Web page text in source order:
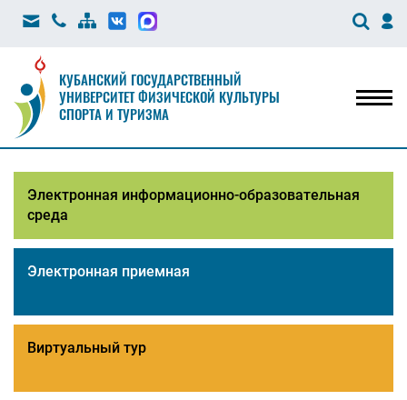
КУБАНСКИЙ ГОСУДАРСТВЕННЫЙ
УНИВЕРСИТЕТ ФИЗИЧЕСКОЙ КУЛЬТУРЫ
СПОРТА И ТУРИЗМА
Электронная информационно-образовательная
среда
Электронная приемная
Виртуальный тур